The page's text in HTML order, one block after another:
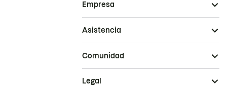
Empresa
Asistencia
Comunidad
Legal